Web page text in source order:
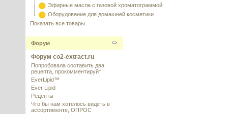
Эфирные масла с газовой хроматограммой
Оборудование для домашней косметики
Показать все товары
Форум
Форум co2-extract.ru
Попробовала составить два
рецепта, прокомментируйт
EverLipid™
Ever Lipid
Рецепты
Что бы нам хотелось видеть в
ассортименте, ОПРОС